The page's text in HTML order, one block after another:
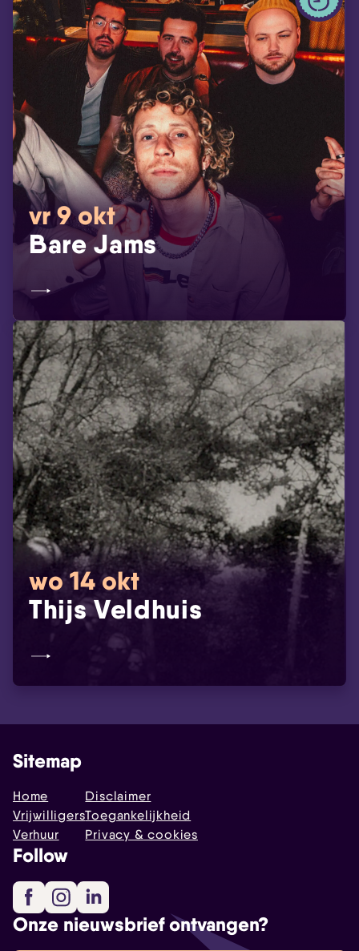
vr 9 okt
Bare Jams
wo 14 okt
Thijs Veldhuis
Sitemap
Home
Vrijwilligers
Verhuur
Disclaimer
Toegankelijkheid
Privacy & cookies
Follow
FacebookInstagram
Onze nieuwsbrief ontvangen?